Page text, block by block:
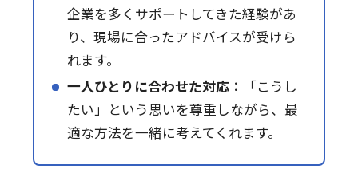
企業を多くサポートしてきた経験があ
り、現場に合ったアドバイスが受けら
れます。
一人ひとりに合わせた対応：「こうし
たい」という思いを尊重しながら、最
適な方法を一緒に考えてくれます。